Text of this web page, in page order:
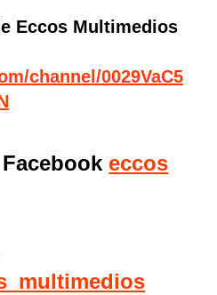
Eccos Multimedios
channel/0029VaC5
eccos